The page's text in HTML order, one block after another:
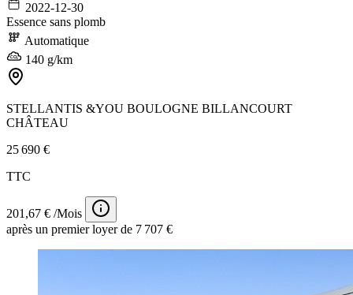
2022-12-30
Essence sans plomb
Automatique
140 g/km
STELLANTIS &YOU BOULOGNE BILLANCOURT
CHÂTEAU
25 690 €
TTC
201,67 € /Mois
après un premier loyer de 7 707 €